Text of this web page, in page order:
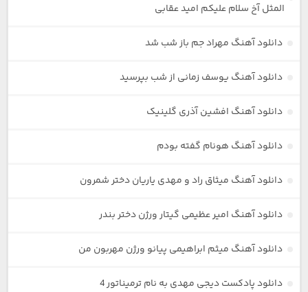
المثل آخ سلام علیکم امید عقابی
دانلود آهنگ مهراد جم باز شب شد
دانلود آهنگ یوسف زمانی از شب بپرسید
دانلود آهنگ افشین آذری گلینیک
دانلود آهنگ هونام گفته بودم
دانلود آهنگ میثاق راد و مهدی یاریان دختر شمرون
دانلود آهنگ امیر عظیمی گیتار ورژن دختر بندر
دانلود آهنگ میثم ابراهیمی پیانو ورژن مهربون من
دانلود پادکست دیجی مهدی به نام ترمیناتور 4